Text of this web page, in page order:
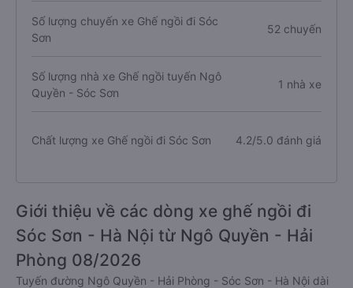
Số lượng chuyến xe Ghế ngồi đi Sóc
Sơn
52 chuyến
Số lượng nhà xe Ghế ngồi tuyến Ngô
Quyền - Sóc Sơn
1 nhà xe
Chất lượng xe Ghế ngồi đi Sóc Sơn 4.2/5.0 đánh giá
Giới thiệu về các dòng xe ghế ngồi đi
Sóc Sơn - Hà Nội từ Ngô Quyền - Hải
Phòng 08/2026
Tuyến đường Ngô Quyền - Hải Phòng - Sóc Sơn - Hà Nội dài